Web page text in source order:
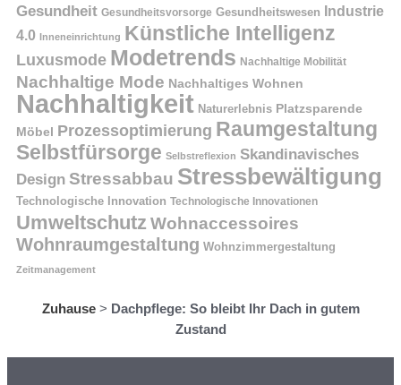
Gesundheit Gesundheitsvorsorge Gesundheitswesen Industrie
4.0
Inneneinrichtung Künstliche Intelligenz
Luxusmode Modetrends Nachhaltige Mobilität
Nachhaltige Mode Nachhaltiges Wohnen
Nachhaltigkeit Naturerlebnis Platzsparende
Möbel
Prozessoptimierung Raumgestaltung
Selbstfürsorge Selbstreflexion Skandinavisches
Design Stressabbau Stressbewältigung
Technologische Innovation Technologische Innovationen
Umweltschutz Wohnaccessoires
Wohnraumgestaltung Wohnzimmergestaltung
Zeitmanagement
Zuhause> Dachpflege: So bleibt Ihr Dach in gutem
Zustand